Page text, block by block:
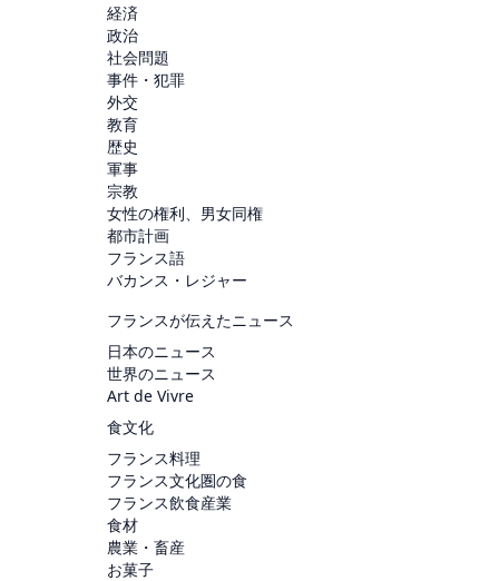
経済
政治
社会問題
事件・犯罪
外交
教育
歴史
軍事
宗教
女性の権利、男女同権
都市計画
フランス語
バカンス・レジャー
フランスが伝えたニュース
日本のニュース
世界のニュース
Art de Vivre
食文化
フランス料理
フランス文化圏の食
フランス飲食産業
食材
農業・畜産
お菓子